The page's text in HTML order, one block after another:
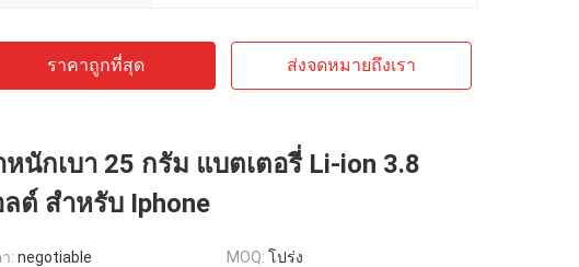
ราคาถูกที่สุด ส่งจดหมายถึงเรา
หนักเบา 25 กรัม แบตเตอรี่ Li-ion 3.8
ลต์ สําหรับ Iphone
: negotiable MOQ: โปร่ง